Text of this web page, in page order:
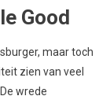
Good
maar toch
zien van veel
wrede